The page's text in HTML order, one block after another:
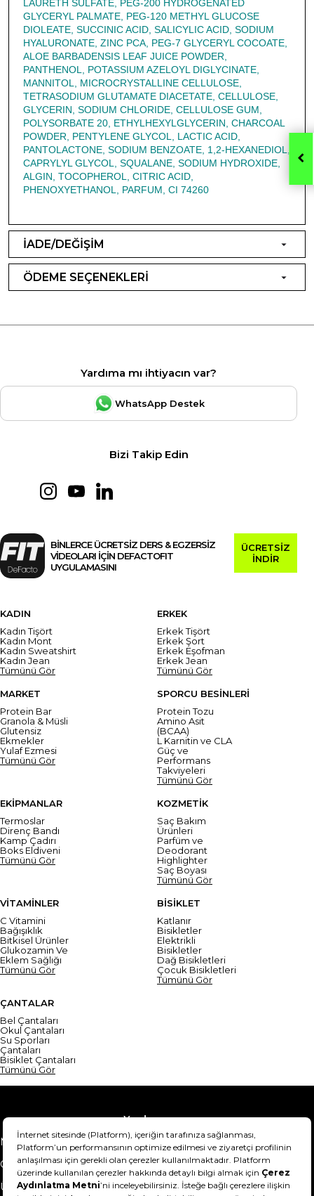
LAURETH SULFATE, PEG-200 HYDROGENATED
GLYCERYL PALMATE, PEG-120 METHYL GLUCOSE
DIOLEATE, SUCCINIC ACID, SALICYLIC ACID, SODIUM
HYALURONATE, ZINC PCA, PEG-7 GLYCERYL COCOATE,
ALOE BARBADENSIS LEAF JUICE POWDER,
PANTHENOL, POTASSIUM AZELOYL DIGLYCINATE,
MANNITOL, MICROCRYSTALLINE CELLULOSE,
TETRASODIUM GLUTAMATE DIACETATE, CELLULOSE,
GLYCERIN, SODIUM CHLORIDE, CELLULOSE GUM,
POLYSORBATE 20, ETHYLHEXYLGLYCERIN, CHARCOAL
POWDER, PENTYLENE GLYCOL, LACTIC ACID,
PANTOLACTONE, SODIUM BENZOATE, 1,2-HEXANEDIOL,
CAPRYLYL GLYCOL, SQUALANE, SODIUM HYDROXIDE,
ALGIN, TOCOPHEROL, CITRIC ACID,
PHENOXYETHANOL, PARFUM, CI 74260
İADE/DEĞİŞİM
ÖDEME SEÇENEKLERİ
Yardıma mı ihtiyacın var?
WhatsApp Destek
Bizi Takip Edin
BİNLERCE ÜCRETSİZ DERS & EGZERSİZ
VİDEOLARI İÇİN DEFACTOFIT
UYGULAMASINI
ÜCRETSİZ
İNDİR
KADIN
Kadın Tişört
Kadın Mont
Kadın Sweatshirt
Kadın Jean
Tümünü Gör
ERKEK
Erkek Tişört
Erkek Şort
Erkek Eşofman
Erkek Jean
Tümünü Gör
MARKET
Protein Bar
Granola & Müsli
Glutensiz
Ekmekler
Yulaf Ezmesi
Tümünü Gör
SPORCU BESİNLERİ
Protein Tozu
Amino Asit
(BCAA)
L Karnitin ve CLA
Güç ve
Performans
Takviyeleri
Tümünü Gör
EKİPMANLAR
Termoslar
Direnç Bandı
Kamp Çadırı
Boks Eldiveni
Tümünü Gör
KOZMETİK
Saç Bakım
Ürünleri
Parfüm ve
Deodorant
Highlighter
Saç Boyası
Tümünü Gör
VİTAMİNLER
C Vitamini
Bağışıklık
Bitkisel Ürünler
Glukozamin Ve
Eklem Sağlığı
Tümünü Gör
BİSİKLET
Katlanır
Bisikletler
Elektrikli
Bisikletler
Dağ Bisikletleri
Çocuk Bisikletleri
Tümünü Gör
ÇANTALAR
Bel Çantaları
Okul Çantaları
Su Sporları
Çantaları
Bisiklet Çantaları
Tümünü Gör
Yardım
Mesafeli Satış Sözleşmesi
Teslimat Bilgisi
Gizlilik Sözleşmesi
Şartlar & Koşullar
Ürünümü nasıl iade
Hakkımızda